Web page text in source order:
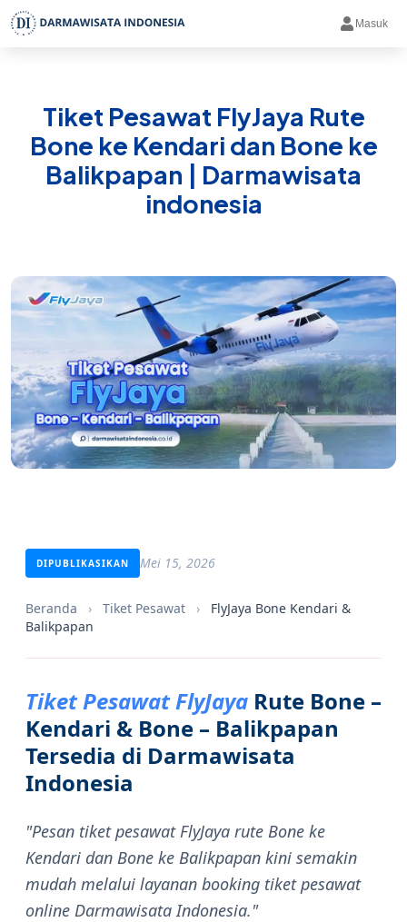
Masuk
Tiket Pesawat FlyJaya Rute
Bone ke Kendari dan Bone ke
Balikpapan | Darmawisata
indonesia
DIPUBLIKASIKAN Mei 15, 2026
Beranda › Tiket Pesawat ›
FlyJaya Bone Kendari &
Balikpapan
Tiket Pesawat FlyJaya Rute Bone –
Kendari & Bone – Balikpapan
Tersedia di Darmawisata
Indonesia
"Pesan tiket pesawat FlyJaya rute Bone ke
Kendari dan Bone ke Balikpapan kini semakin
mudah melalui layanan booking tiket pesawat
online Darmawisata Indonesia."